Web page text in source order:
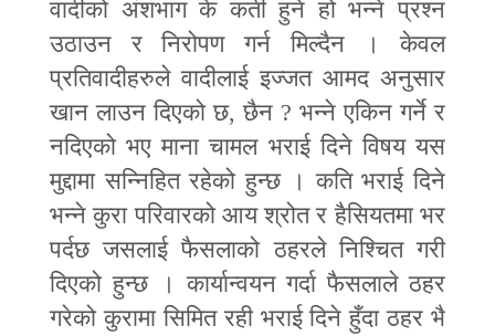
वादीको अंशभाग के कती हुने हो भन्ने प्रश्न
उठाउन र निरोपण गर्न मिल्दैन । केवल
प्रतिवादीहरुले वादीलाई इज्जत आमद अनुसार
खान लाउन दिएको छ,छैन ? भन्ने एकिन गर्ने र
नदिएको भए माना चामल भराई दिने विषय यस
मुद्दामा सन्निहित रहेको हुन्छ । कति भराई दिने
भन्ने कुरा परिवारको आय श्रोत र हैसियतमा भर
पर्दछ जसलाई फैसलाको ठहरले निश्चित गरी
दिएको हुन्छ । कार्यान्वयन गर्दा फैसलाले ठहर
गरेको कुरामा सिमित रही भराई दिने हुँदा ठहर भै